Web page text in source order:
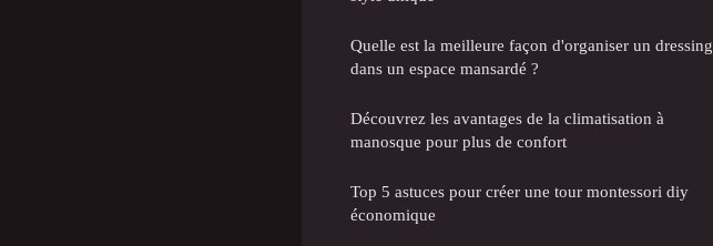
Quelle est la meilleure façon d'organiser un dressing
dans un espace mansardé ?
Découvrez les avantages de la climatisation à
manosque pour plus de confort
Top 5 astuces pour créer une tour montessori diy
économique